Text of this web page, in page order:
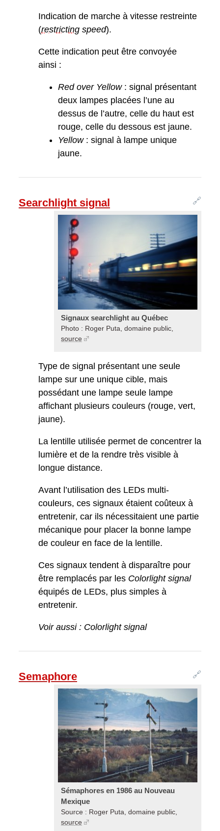
Indication de marche à vitesse restreinte
(restricting speed).
Cette indication peut être convoyée
ainsi :
Red over Yellow: signal présentant
deux lampes placées l’une au
dessus de l’autre, celle du haut est
rouge, celle du dessous est jaune.
Yellow: signal à lampe unique
jaune.
🔗
Searchlight signal
Signaux searchlight au Québec
Photo : Roger Puta, domaine public,
source
Type de signal présentant une seule
lampe sur une unique cible, mais
possédant une lampe seule lampe
affichant plusieurs couleurs (rouge, vert,
jaune).
La lentille utilisée permet de concentrer la
lumière et de la rendre très visible à
longue distance.
Avant l’utilisation des LEDs multi-
couleurs, ces signaux étaient coûteux à
entretenir, car ils nécessitaient une partie
mécanique pour placer la bonne lampe
de couleur en face de la lentille.
Ces signaux tendent à disparaître pour
être remplacés par les Colorlight signal
équipés de LEDs, plus simples à
entretenir.
Voir aussi : Colorlight signal
🔗
Semaphore
Sémaphores en 1986 au Nouveau
Mexique
Source : Roger Puta, domaine public,
source